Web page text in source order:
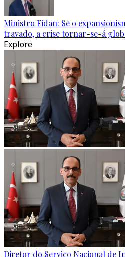
Ministro Fidan: Se o
travado, a crise tornar-se-á
Explore
Diretor do Serviço Nacional de